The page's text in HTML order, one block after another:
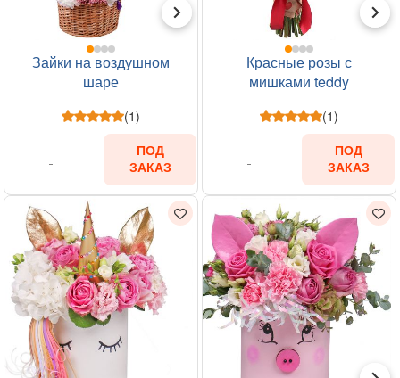
Зайки на воздушном
шаре
(1)
ПОД
ЗАКАЗ
Красные розы с
мишками teddy
(1)
ПОД
ЗАКАЗ